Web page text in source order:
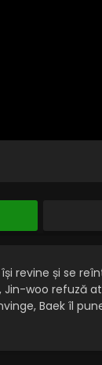
revine și se
woo refuză
Baek îl